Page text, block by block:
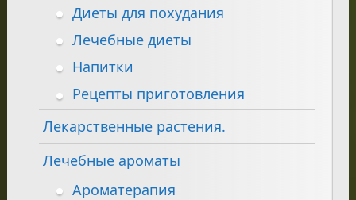
Диеты для похудания
Лечебные диеты
Напитки
Рецепты приготовления
Лекарственные растения.
Лечебные ароматы
Ароматерапия